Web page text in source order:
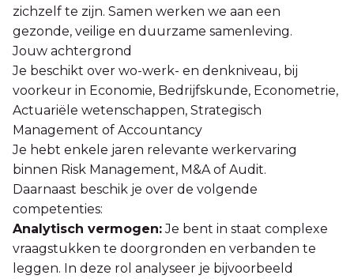
zichzelf te zijn. Samen werken we aan een
gezonde, veilige en duurzame samenleving.
Jouw achtergrond
Je beschikt over wo-werk- en denkniveau, bij
voorkeur in Economie, Bedrijfskunde, Econometrie,
Actuariële wetenschappen, Strategisch
Management of Accountancy
Je hebt enkele jaren relevante werkervaring
binnen Risk Management, M&A of Audit.
Daarnaast beschik je over de volgende
competenties:
Analytisch vermogen:Je bent in staat complexe
vraagstukken te doorgronden en verbanden te
leggen. In deze rol analyseer je bijvoorbeeld